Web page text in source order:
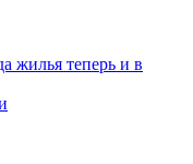
жилья теперь и в